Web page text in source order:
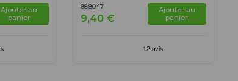
Ajouter au
panier
888047
9,40 €
Ajouter au
panier